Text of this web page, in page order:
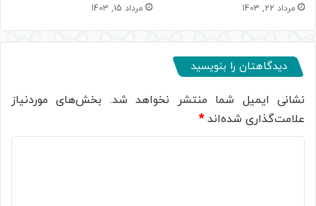
مرداد 22, 1403 مرداد 15, 1403
دیدگاهتان را بنویسید
نشانی ایمیل شما منتشر نخواهد شد. بخش‌های موردنیاز
علامت‌گذاری شده‌اند*